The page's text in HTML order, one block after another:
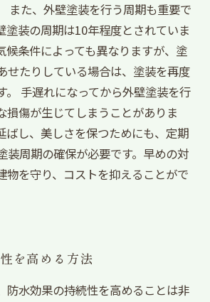
また、外壁塗装を行う周期も重要で
塗装の周期は10年程度とされていま
候条件によっても異なりますが、塗
せたりしている場合は、塗装を再度
。 手遅れになってから外壁塗装を行
損傷が生じてしまうことがありま
ばし、美しさを保つためにも、定期
装周期の確保が必要です。早めの対
物を守り、コストを抑えることがで
を高める方法
防水効果の持続性を高めることは非